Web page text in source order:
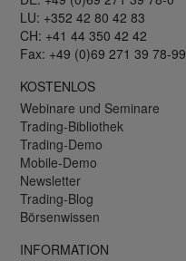
LU: +352 42 80 42 83
CH: +41 44 350 42 42
Fax: +49 (0)69 271 39 78-99
KOSTENLOS
Webinare und Seminare
Trading-Bibliothek
Trading-Demo
Mobile-Demo
Newsletter
Trading-Blog
Börsenwissen
INFORMATION